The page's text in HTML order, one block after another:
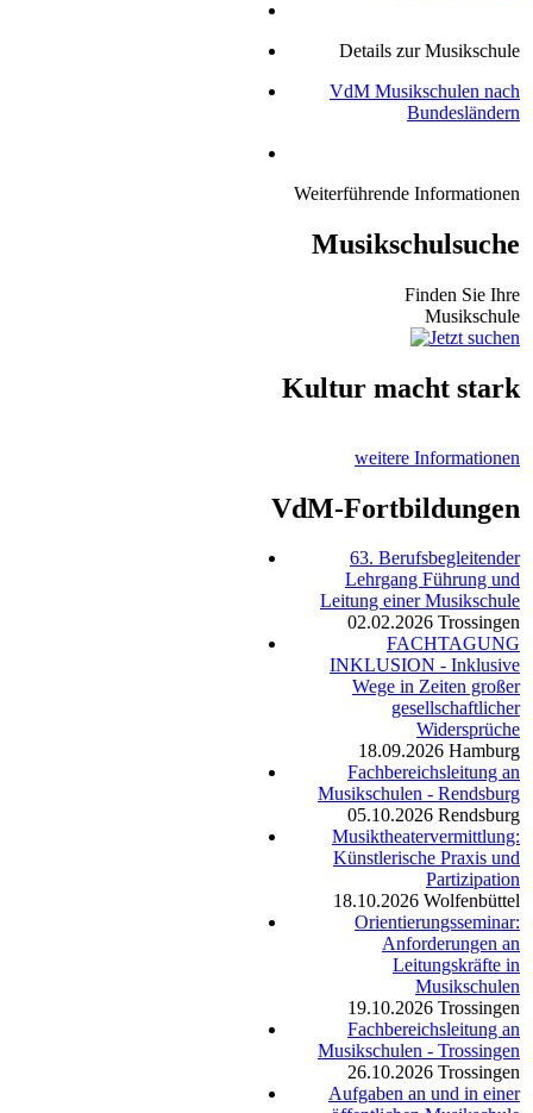
Details zur Musikschule
VdM Musikschulen nach
Bundesländern
Weiterführende Informationen
Musikschulsuche
Finden Sie Ihre
Musikschule
Kultur macht stark
weitere Informationen
VdM-Fortbildungen
63. Berufsbegleitender
Lehrgang Führung und
Leitung einer Musikschule
02.02.2026 Trossingen
FACHTAGUNG
INKLUSION - Inklusive
Wege in Zeiten großer
gesellschaftlicher
Widersprüche
18.09.2026 Hamburg
Fachbereichsleitung an
Musikschulen - Rendsburg
05.10.2026 Rendsburg
Musiktheatervermittlung:
Künstlerische Praxis und
Partizipation
18.10.2026 Wolfenbüttel
Orientierungsseminar:
Anforderungen an
Leitungskräfte in
Musikschulen
19.10.2026 Trossingen
Fachbereichsleitung an
Musikschulen - Trossingen
26.10.2026 Trossingen
Aufgaben an und in einer